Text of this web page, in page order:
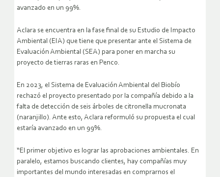
avanzado en un 99%.
Aclara se encuentra en la fase final de su Estudio de Impacto
Ambiental (EIA) que tiene que presentar ante el Sistema de
Evaluación Ambiental (SEA) para poner en marcha su
proyecto de tierras raras en Penco.
En 2023, el Sistema de Evaluación Ambiental del Biobío
rechazó el proyecto presentado por la compañía debido a la
falta de detección de seis árboles de citronella mucronata
(naranjillo). Ante esto, Aclara reformuló su propuesta el cual
estaría avanzado en un 99%.
“El primer objetivo es lograr las aprobaciones ambientales. En
paralelo, estamos buscando clientes, hay compañías muy
importantes del mundo interesadas en comprarnos el